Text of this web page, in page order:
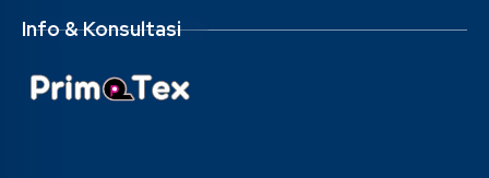
Info & Konsultasi